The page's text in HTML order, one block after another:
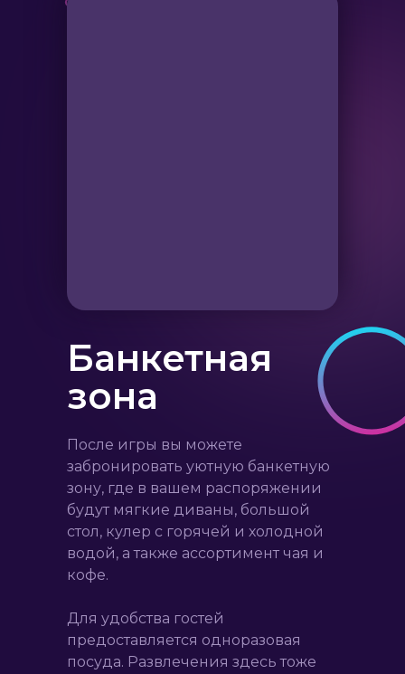
Банкетная
зона
После игры вы можете
забронировать уютную банкетную
зону, где в вашем распоряжении
будут мягкие диваны, большой
стол, кулер с горячей и холодной
водой, а также ассортимент чая и
кофе.
Для удобства гостей
предоставляется одноразовая
посуда. Развлечения здесь тоже